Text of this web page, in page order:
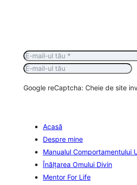
Google reCaptcha: Cheie de site
Acasă
Despre mine
Manualul Comportamentului
Înălţarea Omului Divin
Mentor For Life